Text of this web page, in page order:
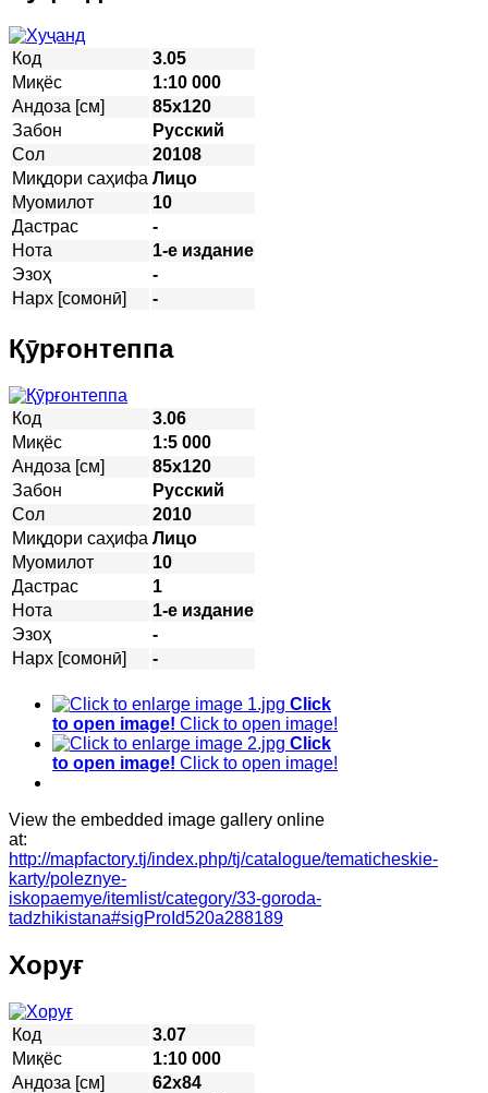
Код
3.05
Миқёс
1:10 000
Андоза [см]
85х120
Забон
Русский
Сол
20108
Миқдори саҳифа Лицо
Муомилот
10
Дастрас
-
Нота
1-е издание
Эзоҳ
-
Нарх [сомонӣ]
-
Қӯрғонтеппа
Код
3.06
Миқёс
1:5 000
Андоза [см]
85х120
Забон
Русский
Сол
2010
Миқдори саҳифа Лицо
Муомилот
10
Дастрас
1
Нота
1-е издание
Эзоҳ
-
Нарх [сомонӣ]
-
Click
to open image! Click to open image!
Click
to open image! Click to open image!
View the embedded image gallery online
at:
http://mapfactory.tj/index.php/tj/catalogue/tematicheskie-
karty/poleznye-
iskopaemye/itemlist/category/33-goroda-
tadzhikistana#sigProId520a288189
Хоруғ
Код
3.07
Миқёс
1:10 000
Андоза [см]
62х84